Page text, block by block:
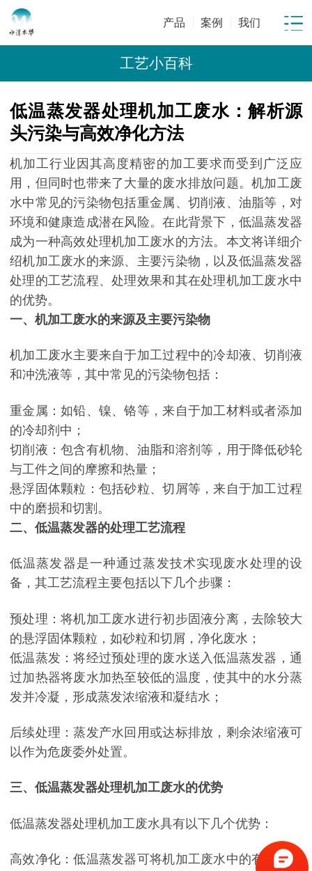
产品 案例 我们
工艺小百科
低温蒸发器处理机加工废水：解析源
头污染与高效净化方法
机加工行业因其高度精密的加工要求而受到广泛应
用，但同时也带来了大量的废水排放问题。机加工废
水中常见的污染物包括重金属、切削液、油脂等，对
环境和健康造成潜在风险。在此背景下，低温蒸发器
成为一种高效处理机加工废水的方法。本文将详细介
绍机加工废水的来源、主要污染物，以及低温蒸发器
处理的工艺流程、处理效果和其在处理机加工废水中
的优势。
一、机加工废水的来源及主要污染物
机加工废水主要来自于加工过程中的冷却液、切削液
和冲洗液等，其中常见的污染物包括：
重金属：如铅、镍、铬等，来自于加工材料或者添加
的冷却剂中；
切削液：包含有机物、油脂和溶剂等，用于降低砂轮
与工件之间的摩擦和热量；
悬浮固体颗粒：包括砂粒、切屑等，来自于加工过程
中的磨损和切割。
二、低温蒸发器的处理工艺流程
低温蒸发器是一种通过蒸发技术实现废水处理的设
备，其工艺流程主要包括以下几个步骤：
预处理：将机加工废水进行初步固液分离，去除较大
的悬浮固体颗粒，如砂粒和切屑，净化废水；
低温蒸发：将经过预处理的废水送入低温蒸发器，通
过加热器将废水加热至较低的温度，使其中的水分蒸
发并冷凝，形成蒸发浓缩液和凝结水；
后续处理：蒸发产水回用或达标排放，剩余浓缩液可
以作为危废委外处置。
三、低温蒸发器处理机加工废水的优势
低温蒸发器处理机加工废水具有以下几个优势：
高效净化：低温蒸发器可将机加工废水中的有机物、